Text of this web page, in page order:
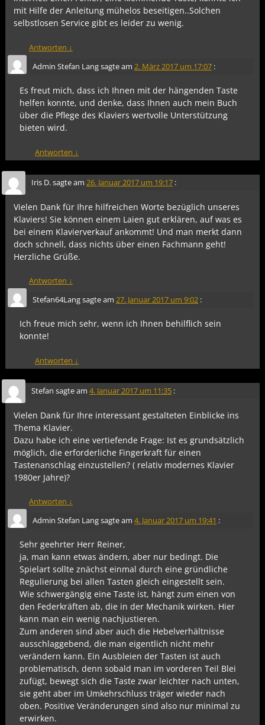
mit Hilfe der Anleitung mühelos beseitigen..Solchen
selbstlosen Service gibt es leider zu wenig.
Antworten ↓
Admin Stefan Langsagte am 2. März 2017 um 17:07 :
Es freut mich, dass ich Ihnen mit der hängenden Taste
helfen konnte, und denke, dass Ihnen auch mein Buch
über die Pflege des Klaviers wertvolle Unterstützung
bieten wird.
Antworten ↓
Iris D.sagte am 26. Januar 2017 um 19:17 :
Vielen Dank für Ihre hilfreichen Worte bezüglich unseres
Klaviers! Sie können einem Laien gut erklären, auf was es
bei einem Klavierverkauf ankommt! Und man merkt dann
doch schnell, dass nichts über einen Fachmann geht!
Herzliche Grüße.
Antworten ↓
Stefan64Langsagte am 27. Januar 2017 um 9:02 :
Ich freue mich sehr, wenn ich Ihnen behilflich sein
konnte!
Antworten ↓
Stefan sagte am 4. Januar 2017 um 11:35 :
Vielen Dank für Ihre interessant gestalteten Einblicke ins
Thema Klavier.
Dazu habe ich eine vertiefende Frage: Ist es grundsätzlich
möglich, die erforderliche Fingerkraft für einen
Tastenanschlag einzustellen? ( relativ modernes Klavier
1980er Jahre)?
Antworten ↓
Admin Stefan Langsagte am 4. Januar 2017 um 19:41 :
Sehr geehrter Herr Reiner,
ja, man kann etwas ändern, aber nur bedingt. Die
Spielart sollte znächst einmal durch eine gründliche
Regulierung bei allen Tasten gleich eingestellt sein.
Wie schwergängig eine Taste ist, hängt zum einen von
den Federkräften ab, die in der Mechanik wirken. Hier
kann man ein wenig nachjustieren.
Zum anderen sind aber auch die Hebelverhältnisse
ausschlaggebend, die man eigentlich nicht mehr
verändern kann. Ein Ausbleien der Tasten ist auch
problematisch, denn sobald man im vorderen Teil Blei
zufügt, bewegt sich die Taste zwar leichter nach unten,
sie geht aber im Umkehrschluss träger wieder nach
oben. Positive Veränderungen sind also nur minimal zu
erwirken.